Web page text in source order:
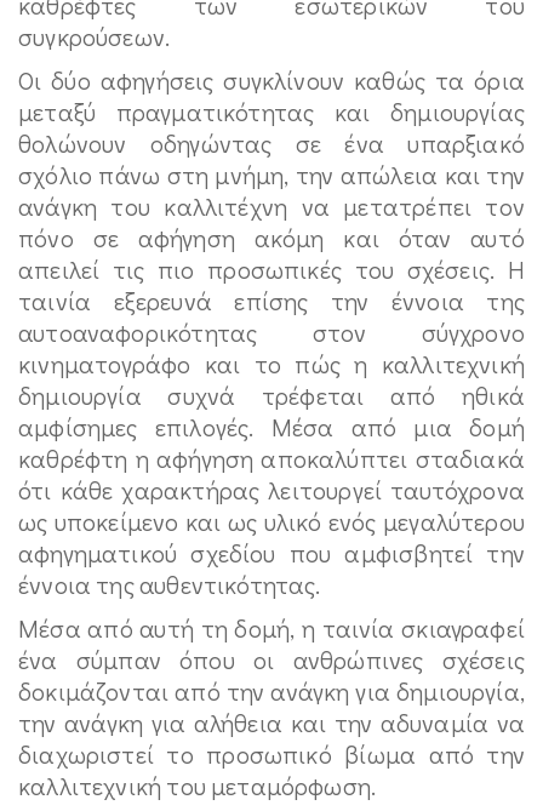
συγκρούσεων.
Οι δύο αφηγήσεις συγκλίνουν καθώς τα όρια
μεταξύ πραγματικότητας και δημιουργίας
θολώνουν οδηγώντας σε ένα υπαρξιακό
σχόλιο πάνω στη μνήμη, την απώλεια και την
ανάγκη του καλλιτέχνη να μετατρέπει τον
πόνο σε αφήγηση ακόμη και όταν αυτό
απειλεί τις πιο προσωπικές του σχέσεις. Η
ταινία εξερευνά επίσης την έννοια της
αυτοαναφορικότητας στον σύγχρονο
κινηματογράφο και το πώς η καλλιτεχνική
δημιουργία συχνά τρέφεται από ηθικά
αμφίσημες επιλογές. Μέσα από μια δομή
καθρέφτη η αφήγηση αποκαλύπτει σταδιακά
ότι κάθε χαρακτήρας λειτουργεί ταυτόχρονα
ως υποκείμενο και ως υλικό ενός μεγαλύτερου
αφηγηματικού σχεδίου που αμφισβητεί την
έννοια της αυθεντικότητας.
Μέσα από αυτή τη δομή, η ταινία σκιαγραφεί
ένα σύμπαν όπου οι ανθρώπινες σχέσεις
δοκιμάζονται από την ανάγκη για δημιουργία,
την ανάγκη για αλήθεια και την αδυναμία να
διαχωριστεί το προσωπικό βίωμα από την
καλλιτεχνική του μεταμόρφωση.